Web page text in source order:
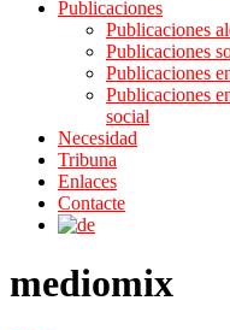
Publicaciones
Publicaciones
Publicaciones
Publicaciones
Publicaciones
social
Necesidad
Tribuna
Enlaces
Contacte
mediomix